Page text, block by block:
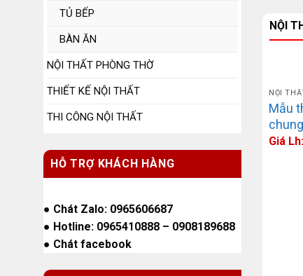
TỦ BẾP
BÀN ĂN
NỘI THẤT PHÒNG THỜ
THIẾT KẾ NỘI THẤT
THI CÔNG NỘI THẤT
HỖ TRỢ KHÁCH HÀNG
● Chát Zalo: 0965606687
● Hotline: 0965410888 – 0908189688
● Chát facebook
NỘI
NỘI
Mẫu
Giá